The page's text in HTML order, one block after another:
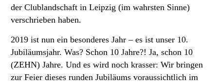
der Clublandschaft in Leipzig (im wahrsten Sinne)
verschrieben haben.
2019 ist nun ein besonderes Jahr – es ist unser 10.
Jubiläumsjahr. Was? Schon 10 Jahre?! Ja, schon 10
(ZEHN) Jahre. Und es wird noch krasser: Wir bringen
zur Feier dieses runden Jubiläums voraussichtlich im